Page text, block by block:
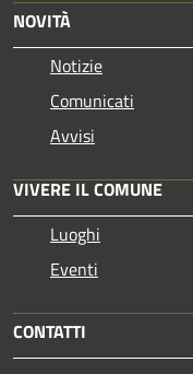
NOVITÀ
Notizie
Comunicati
Avvisi
VIVERE IL COMUNE
Luoghi
Eventi
CONTATTI